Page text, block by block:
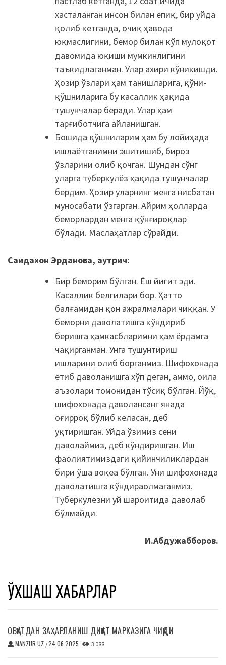
хасталанган инсон билан ёпиқ, бир уйда
қолиб кетганда, очиқ ҳавода
юқмаслигини, бемор билан кўп мулоқот
давомида юқиши мумкинлигини
таъкидлаганман. Улар ахири кўникишди.
Ҳозир ўзлари ҳам танишларига, қўни-
қўшниларига бу касаллик ҳақида
тушунчалар беради. Улар ҳам
тарғиботчига айланишган.
Бошида қўшниларим ҳам бу лойиҳада
ишлаётганимни эшитишиб, бироз
ўзларини олиб қочган. Шундан сўнг
уларга туберкулёз ҳақида тушунчалар
бердим. Ҳозир уларнинг менга нисбатан
муносабати ўзгарган. Айрим ҳолларда
беморлардан менга қўнғироқлар
бўлади. Маслаҳатлар сўрайди.
Саидахон Эрданова, аутрич:
Бир беморим бўлган. Ёш йигит эди.
Касаллик белгилари бор. Ҳатто
балғамидан қон ажралмалари чиққан. У
беморни даволатишга кўндириб
беришга ҳамкасбларимни ҳам ёрдамга
чақирганман. Унга тушунтириш
ишларини олиб борганмиз. Шифохонада
ётиб даволанишга хўп деган, аммо, оила
аъзолари томонидан тўсиқ бўлган. Йўқ,
шифохонада даволансанг янада
оғирроқ бўлиб келасан, деб
уқтиришган. Уйда ўзимиз сени
даволаймиз, деб кўндиришган. Иш
фаолиятимиздаги қийинчиликлардан
бири ўша воқеа бўлган. Уни шифохонада
даволатишга кўндираолмаганмиз.
Туберкулёзни уй шароитида даволаб
бўлмайди.
И.Абдужабборов.
ЎХШАШ ХАБАРЛАР
ОВҚАТДАН ЗАҲАРЛАНИШ ДИҚҚАТ МАРКАЗИГА ЧИҚДИ
MANZUR.UZ /24.06.2025 3 088